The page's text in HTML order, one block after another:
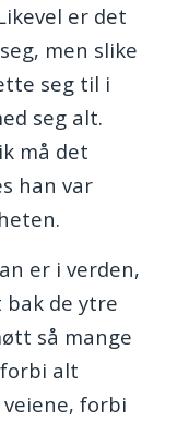
er det
men slike
seg til i
seg alt.
må det
han var
er i verden,
bak de ytre
så mange
alt
forbi